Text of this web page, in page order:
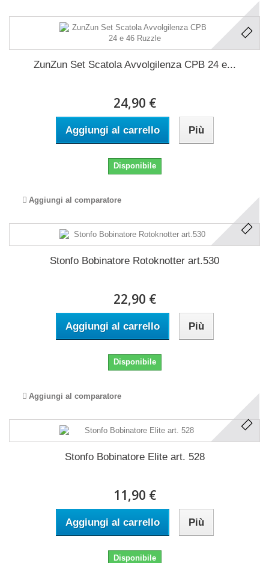
ZunZun Set Scatola Avvolgilenza CPB 24 e...
24,90 €
Aggiungi al carrello Più
Disponibile
Aggiungi al comparatore
Stonfo Bobinatore Rotoknotter art.530
22,90 €
Aggiungi al carrello Più
Disponibile
Aggiungi al comparatore
Stonfo Bobinatore Elite art. 528
11,90 €
Aggiungi al carrello Più
Disponibile